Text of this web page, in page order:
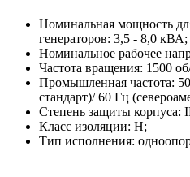
Номинальная мощность
генераторов: 3,5 - 8,0 кВА;
Номинальное рабочее
Частота вращения: 1500
Промышленная частота:
стандарт)/ 60 Гц
Степень защиты корпуса:
Класс изоляции: H;
Тип исполнения: